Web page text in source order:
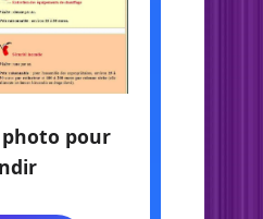
pour